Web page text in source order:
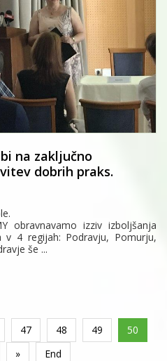
na zaključno
dobrih praks.
obravnavamo izziv izboljšanja
v 4 regijah: Podravju, Pomurju,
še ...
47 48 49
50
» End